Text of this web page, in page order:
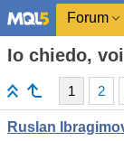
Forum
Io chiedo,
1 2
Ruslan